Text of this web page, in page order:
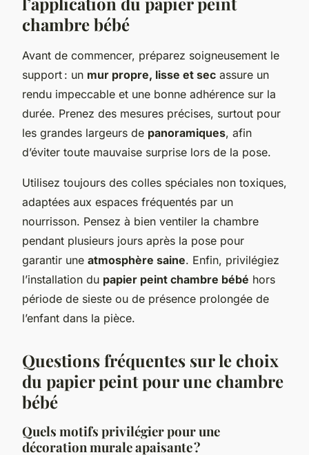
chambre bébé
Avant de commencer, préparez soigneusement le
support : un mur propre, lisse et sec assure un
rendu impeccable et une bonne adhérence sur la
durée. Prenez des mesures précises, surtout pour
les grandes largeurs de panoramiques, afin
d’éviter toute mauvaise surprise lors de la pose.
Utilisez toujours des colles spéciales non toxiques,
adaptées aux espaces fréquentés par un
nourrisson. Pensez à bien ventiler la chambre
pendant plusieurs jours après la pose pour
garantir une atmosphère saine. Enfin, privilégiez
l’installation du papier peint chambre bébé hors
période de sieste ou de présence prolongée de
l’enfant dans la pièce.
Questions fréquentes sur le choix
du papier peint pour une chambre
bébé
Quels motifs privilégier pour une
décoration murale apaisante ?